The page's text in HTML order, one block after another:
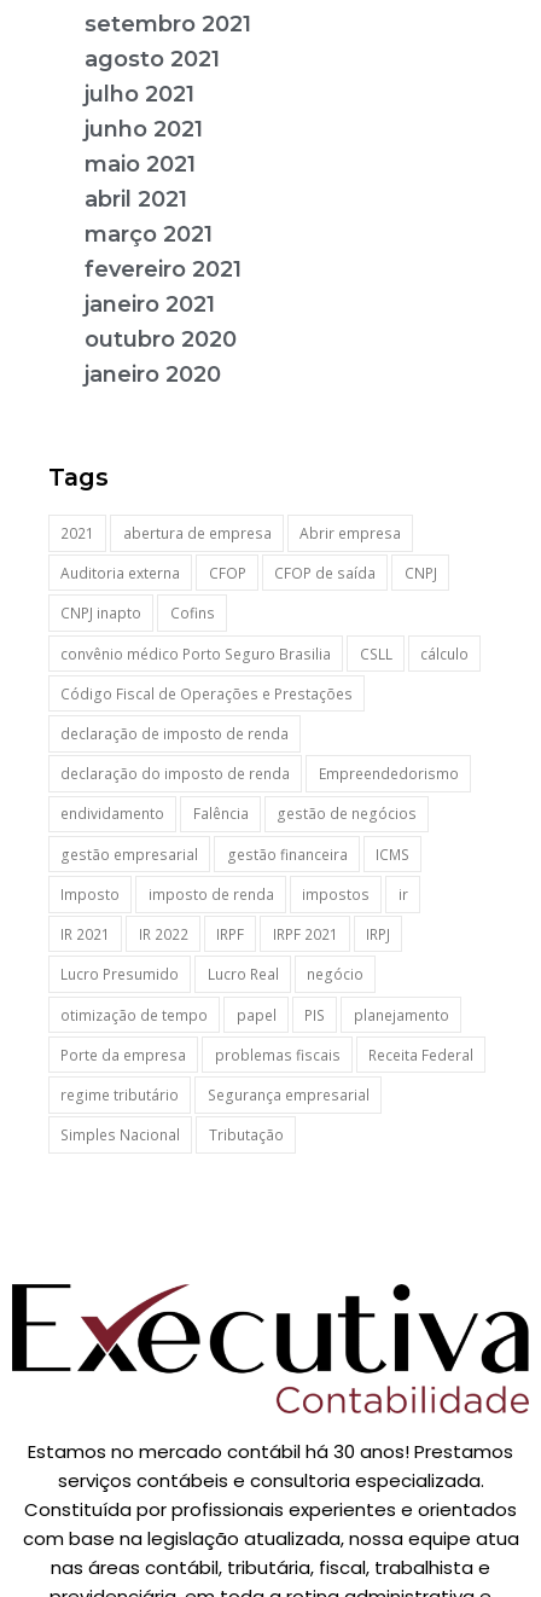
setembro 2021
agosto 2021
julho 2021
junho 2021
maio 2021
abril 2021
março 2021
fevereiro 2021
janeiro 2021
outubro 2020
janeiro 2020
Tags
2021 abertura de empresa
Abrir empresa
Auditoria externa
CFOP CFOP de saída
CNPJ
CNPJ inapto
Cofins
convênio médico Porto Seguro Brasilia
CSLL
cálculo
Código Fiscal de Operações e Prestações
declaração de imposto de renda
declaração do imposto de renda
Empreendedorismo
endividamento
Falência
gestão de negócios
gestão empresarial
gestão financeira
ICMS
Imposto
imposto de renda impostos
ir
IR 2021
IR 2022 IRPF IRPF 2021
IRPJ
Lucro Presumido
Lucro Real
negócio
otimização de tempo
papel PIS
planejamento
Porte da empresa
problemas fiscais
Receita Federal
regime tributário
Segurança empresarial
Simples Nacional
Tributação
Estamos no mercado contábil há 30 anos! Prestamos
serviços contábeis e consultoria especializada.
Constituída por profissionais experientes e orientados
com base na legislação atualizada, nossa equipe atua
nas áreas contábil, tributária, fiscal, trabalhista e